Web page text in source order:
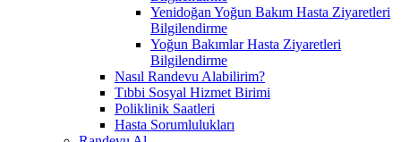
Yenidoğan Yoğun Bakım Hasta Ziyaretleri
Bilgilendirme
Yoğun Bakımlar Hasta Ziyaretleri
Bilgilendirme
Nasıl Randevu Alabilirim?
Tıbbi Sosyal Hizmet Birimi
Poliklinik Saatleri
Hasta Sorumlulukları